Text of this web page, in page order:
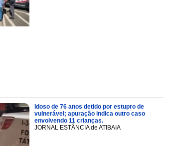
Idoso de 76 anos detido por estupro de
vulnerável; apuração indica outro caso
envolvendo 11 crianças.
JORNAL ESTÂNCIA de ATIBAIA